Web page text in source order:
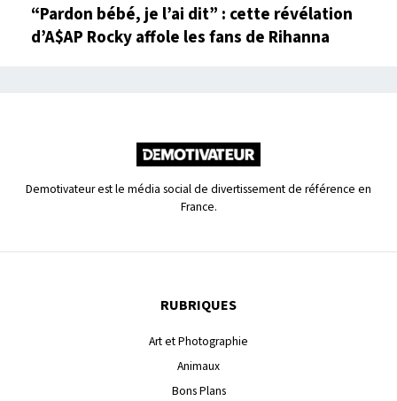
“Pardon bébé, je l’ai dit” : cette révélation
d’A$AP Rocky affole les fans de Rihanna
Demotivateur est le média social de divertissement de référence en
France.
RUBRIQUES
Art et Photographie
Animaux
Bons Plans